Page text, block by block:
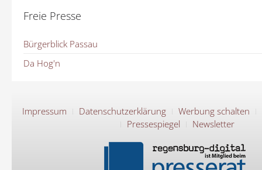
Freie Presse
Bürgerblick Passau
Da Hog'n
Impressum Datenschutzerklärung
Werbung schalten
Pressespiegel
Newsletter